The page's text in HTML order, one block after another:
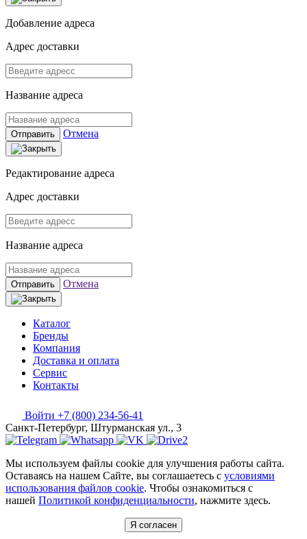
Добавление адреса
Адрес доставки
Название адреса
Отправить Отмена
Редактирование адреса
Адрес доставки
Название адреса
Отправить Отмена
Каталог
Бренды
Компания
Доставка и оплата
Сервис
Контакты
Войти +7 (800) 234-56-41
Санкт-Петербург, Штурманская ул., 3
Мы используем файлы cookie для улучшения работы сайта.
Оставаясь на нашем Сайте, вы соглашаетесь с условиями
использования файлов cookie. Чтобы ознакомиться с
нашей Политикой конфиденциальности, нажмите здесь.
Я согласен